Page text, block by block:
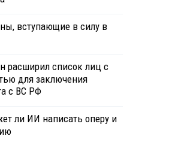
вступающие в силу в
расширил список лиц с
для заключения
с ВС РФ
ли ИИ написать оперу и